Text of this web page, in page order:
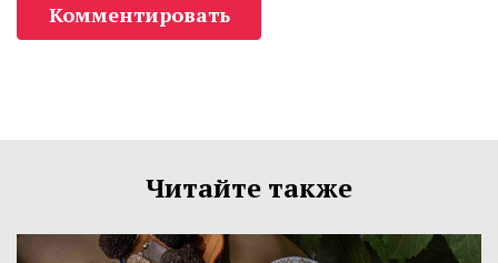
Комментировать
Читайте также